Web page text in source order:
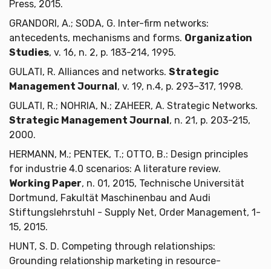
Press, 2015.
GRANDORI, A.; SODA, G. Inter-firm networks:
antecedents, mechanisms and forms. Organization
Studies, v. 16, n. 2, p. 183-214, 1995.
GULATI, R. Alliances and networks. Strategic
Management Journal , v. 19, n.4, p. 293–317, 1998.
GULATI, R.; NOHRIA, N.; ZAHEER, A. Strategic Networks.
Strategic Management Journal , n. 21, p. 203-215,
2000.
HERMANN, M.; PENTEK, T.; OTTO, B.: Design principles
for industrie 4.0 scenarios: A literature review.
Working Paper, n. 01, 2015, Technische Universität
Dortmund, Fakultät Maschinenbau and Audi
Stiftungslehrstuhl - Supply Net, Order Management, 1-
15, 2015.
HUNT, S. D. Competing through relationships:
Grounding relationship marketing in resource-